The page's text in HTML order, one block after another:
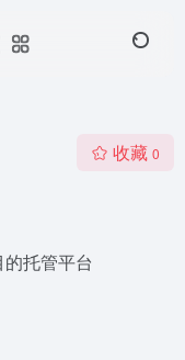
收藏 0
托管平台